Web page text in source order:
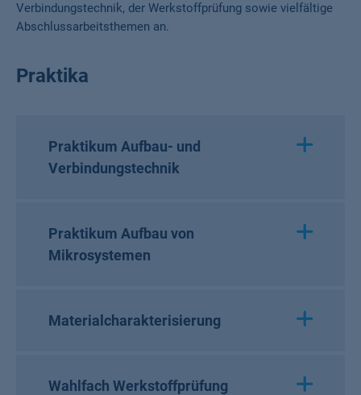
Verbindungstechnik, der Werkstoffprüfung sowie vielfältige
Abschlussarbeitsthemen an.
Praktika
Praktikum Aufbau- und
Verbindungstechnik
Praktikum Aufbau von
Mikrosystemen
Materialcharakterisierung
Wahlfach Werkstoffprüfung